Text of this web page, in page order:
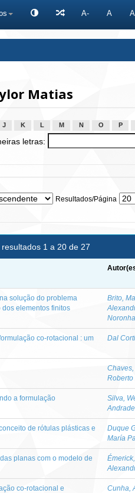
A- A
Matias
J K L M N O P
letras:
Resultados/Página
1 a 20 de 27
solução do problema
elementos finitos
Brito,
co-rotacional : um
Dal
Roberto
a formulação
Silva,
de rótulas plásticas e
Duque
María
planas com o modelo de
Émerick,
co-rotacional e
Cunha,